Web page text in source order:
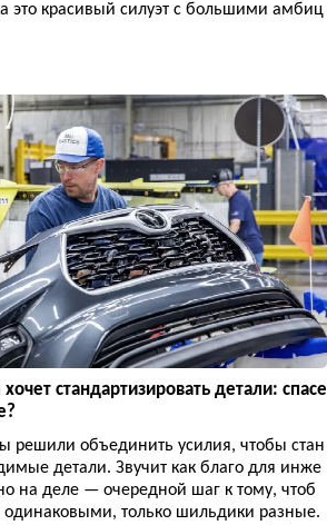
это красивый силуэт с большими амбиц
стандартизировать детали: спасе
решили объединить усилия, чтобы стан
детали. Звучит как благо для инже
на деле — очередной шаг к тому, чтоб
только шильдики разные.